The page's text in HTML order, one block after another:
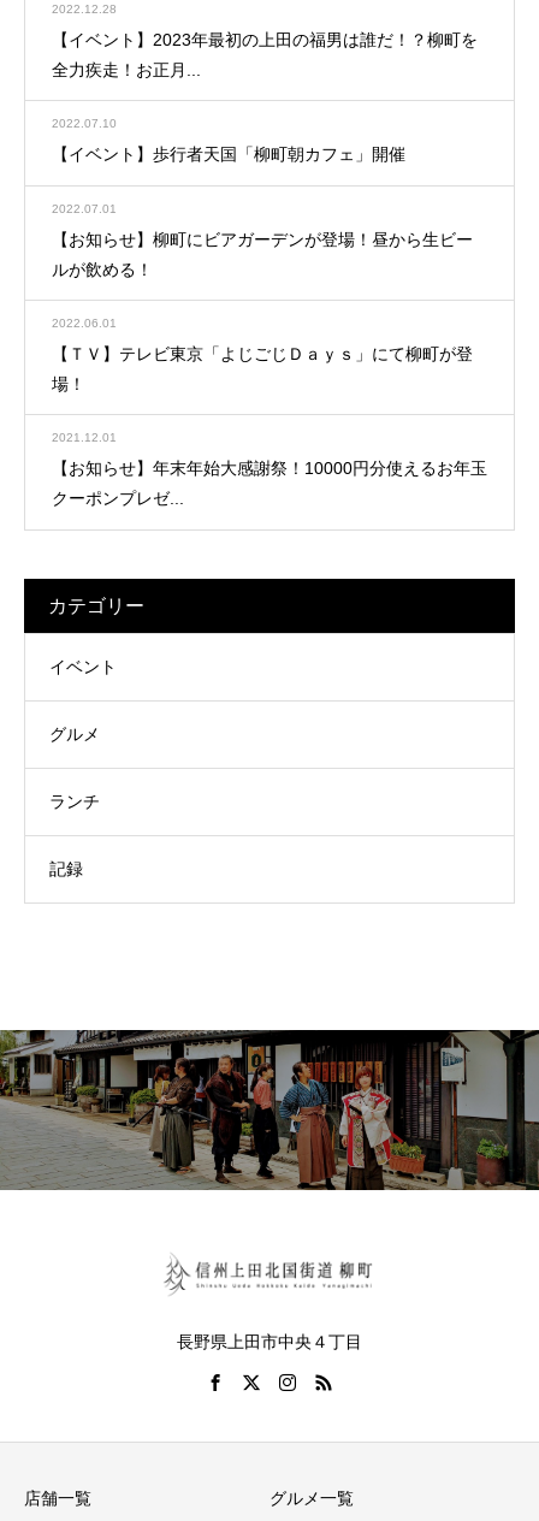
2022.12.28
【イベント】2023年最初の上田の福男は誰だ！？柳町を
全力疾走！お正月...
2022.07.10
【イベント】歩行者天国「柳町朝カフェ」開催
2022.07.01
【お知らせ】柳町にビアガーデンが登場！昼から生ビー
ルが飲める！
2022.06.01
【ＴＶ】テレビ東京「よじごじＤａｙｓ」にて柳町が登
場！
2021.12.01
【お知らせ】年末年始大感謝祭！10000円分使えるお年玉
クーポンプレゼ...
カテゴリー
イベント
グルメ
ランチ
記録
長野県上田市中央４丁目
店舗一覧 グルメ一覧